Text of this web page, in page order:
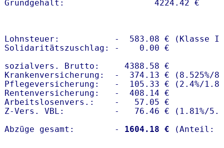
Lohnsteuer:           -  583.08 € (Klasse I)
Solidaritätszuschlag: -    0.00 €
sozialvers. Brutto:     4388.58 €
Krankenversicherung:  -  374.13 € (8.525%/
Pflegeversicherung:   -  105.33 € (2.4%/
Rentenversicherung:   -  408.14 €
Arbeitslosenvers.:    -   57.05 €
Z-Vers. VBL:          -   76.46 € ( 1.81%/
Abzüge gesamt:        -
1604.18 €